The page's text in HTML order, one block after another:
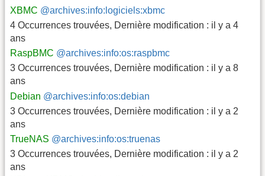
XBMC @archives:info:logiciels:xbmc
4 Occurrences trouvées, Dernière modification : il y a 4
ans
RaspBMC @archives:info:os:raspbmc
3 Occurrences trouvées, Dernière modification : il y a 8
ans
Debian @archives:info:os:debian
3 Occurrences trouvées, Dernière modification : il y a 2
ans
TrueNAS @archives:info:os:truenas
3 Occurrences trouvées, Dernière modification : il y a 2
ans